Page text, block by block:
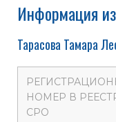
Информация
Тарасова Тамара
НОМЕР В
СРО